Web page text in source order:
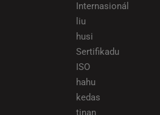
Internasionál
liu
husi
Sertifikadu
ISO
hahu
kedas
tinan